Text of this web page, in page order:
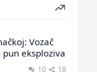
Vozač
eksploziva
10 18